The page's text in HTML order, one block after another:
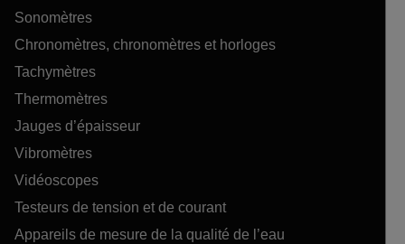
Sonomètres
Chronomètres, chronomètres et horloges
Tachymètres
Thermomètres
Jauges d’épaisseur
Vibromètres
Vidéoscopes
Testeurs de tension et de courant
Appareils de mesure de la qualité de l’eau